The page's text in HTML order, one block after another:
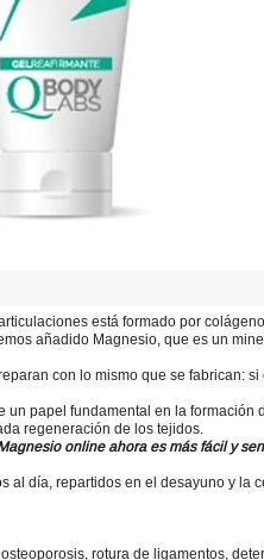
está formado por
añadido Magnesio, que es un
con lo mismo que se fabrican:
papel fundamental en la
regeneración de los tejidos.
online ahora es más fácil y
al día, repartidos en el desayuno y la
rotura de ligamentos,